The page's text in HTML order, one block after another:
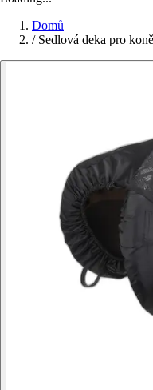
Domů
/ Sedlová deka pro